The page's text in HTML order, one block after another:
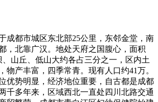
成都市城区东北部25公里，东邻金堂，南
，北靠广汉。地处天府之国腹心，面积
、山丘、低山大约各占三分之一，区内土
物产丰富，四季常青。现有人口约41万。
优势明显，经济地位重要，自古都是成都
千多年来，区域西北一直处四川北路交通